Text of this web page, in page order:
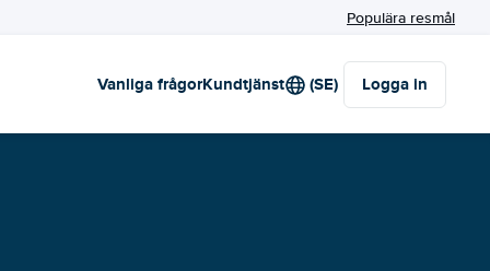
Populära resmål
Vanliga frågorKundtjänst (SE) Logga in